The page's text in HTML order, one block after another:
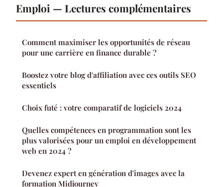
Emploi — Lectures complémentaires
Comment maximiser les opportunités de réseau
pour une carrière en finance durable ?
Boostez votre blog d'affiliation avec ces outils SEO
essentiels
Choix futé : votre comparatif de logiciels 2024
Quelles compétences en programmation sont les
plus valorisées pour un emploi en développement
web en 2024 ?
Devenez expert en génération d'images avec la
formation Midjourney